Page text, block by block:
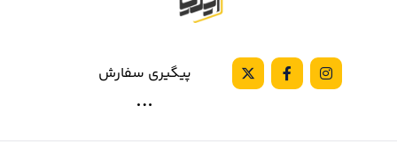
پیگیری سفارش